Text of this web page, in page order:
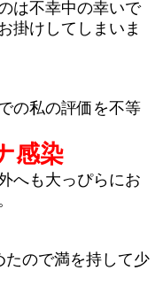
は不幸中の幸いで
掛けしてしまいま
の私の評価を不等
感染
へも大っぴらにお
たので満を持して少